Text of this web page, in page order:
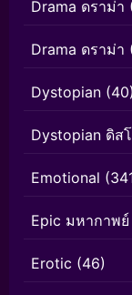
Drama ดราม่า
Drama ดราม่า
Dystopian (40)
Dystopian ดิส
Emotional
Epic มหากาพย์
Erotic (46)